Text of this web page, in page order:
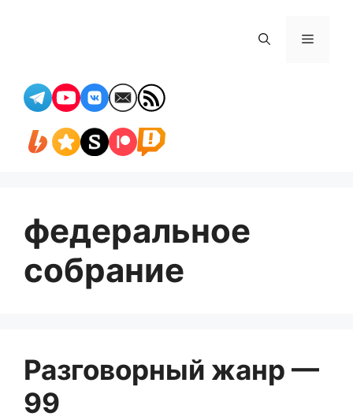
Меню
федеральное
собрание
Разговорный жанр —
99